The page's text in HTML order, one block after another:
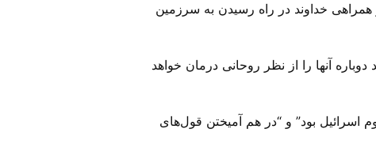
خداوند در راه رسیدن به سرزمین
آنها را از نظر روحانی درمان خواهد
بود” و “در هم آمیختن قول‌های